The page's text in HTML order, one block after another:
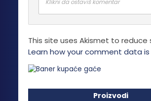
Klikni da ostaviš komentar
This site uses Akismet to reduce
Learn how your comment data
Proizvodi